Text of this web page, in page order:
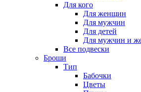
Для кого
Для женщин
Для мужчин
Для детей
Для мужчин и
Все подвески
Броши
Тип
Бабочки
Цветы